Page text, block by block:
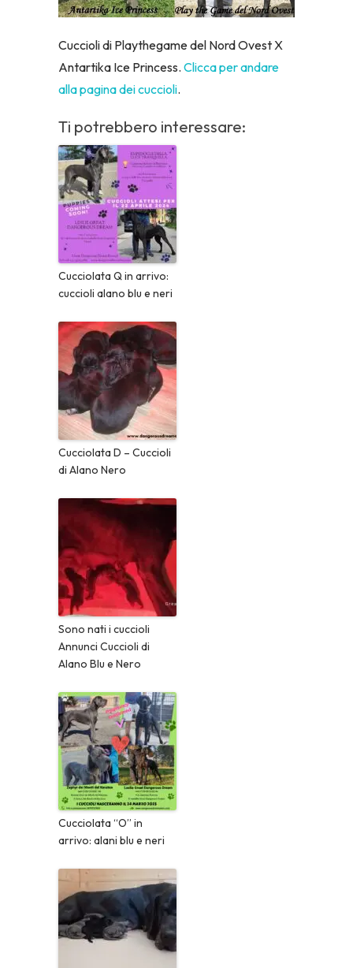
Cuccioli di Playthegame del Nord Ovest X
Antartika Ice Princess. Clicca per andare
alla pagina dei cuccioli.
Ti potrebbero interessare:
Cucciolata Q in arrivo:
cuccioli alano blu e neri
Cucciolata D – Cuccioli
di Alano Nero
Sono nati i cuccioli
Annunci Cuccioli di
Alano Blu e Nero
Cucciolata “O” in
arrivo: alani blu e neri